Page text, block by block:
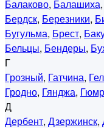
Балаково, Балашиха,
Бердск, Березники,
Бугульма, Брест,
Бельцы, Бендеры,
Г
Грозный, Гатчина,
Гродно, Гянджа,
Д
Дербент, Дзержинск,